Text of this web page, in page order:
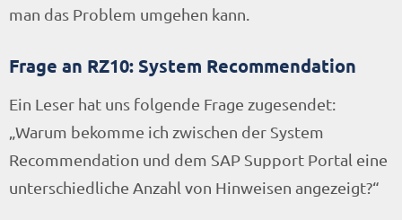
man das Problem umgehen kann.
Frage an RZ10: System Recommendation
Ein Leser hat uns folgende Frage zugesendet:
„Warum bekomme ich zwischen der System
Recommendation und dem SAP Support Portal eine
unterschiedliche Anzahl von Hinweisen angezeigt?“